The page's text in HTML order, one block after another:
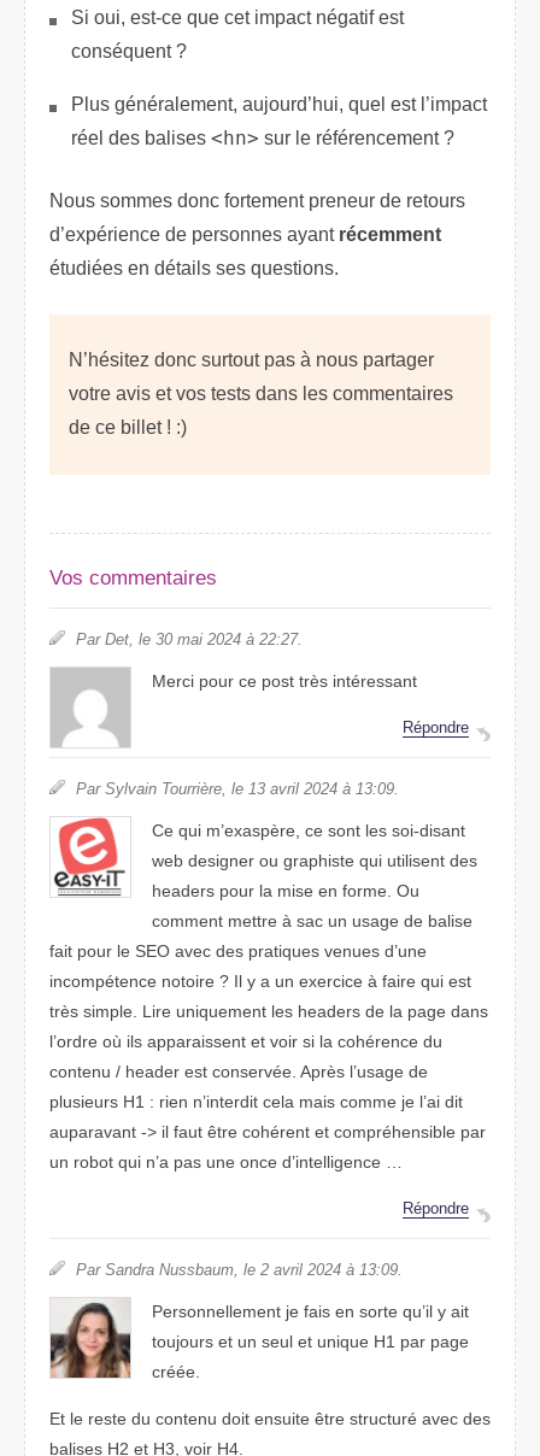
Si oui, est-ce que cet impact négatif est
conséquent ?
Plus généralement, aujourd’hui, quel est l’impact
réel des balises <hn> sur le référencement ?
Nous sommes donc fortement preneur de retours
d’expérience de personnes ayant récemment
étudiées en détails ses questions.
N’hésitez donc surtout pas à nous partager
votre avis et vos tests dans les commentaires
de ce billet ! :)
Vos commentaires
Par Det, le 30 mai 2024 à 22:27.
Merci pour ce post très intéressant
Répondre
Par Sylvain Tourrière, le 13 avril 2024 à 13:09.
Ce qui m’exaspère, ce sont les soi-disant
web designer ou graphiste qui utilisent des
headers pour la mise en forme. Ou
comment mettre à sac un usage de balise
fait pour le SEO avec des pratiques venues d’une
incompétence notoire ? Il y a un exercice à faire qui est
très simple. Lire uniquement les headers de la page dans
l’ordre où ils apparaissent et voir si la cohérence du
contenu / header est conservée. Après l’usage de
plusieurs H1 : rien n’interdit cela mais comme je l’ai dit
auparavant -> il faut être cohérent et compréhensible par
un robot qui n’a pas une once d’intelligence …
Répondre
Par Sandra Nussbaum, le 2 avril 2024 à 13:09.
Personnellement je fais en sorte qu’il y ait
toujours et un seul et unique H1 par page
créée.
Et le reste du contenu doit ensuite être structuré avec des
balises H2 et H3, voir H4.